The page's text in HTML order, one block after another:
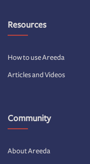
Resources
How to use Areeda
Articles and Videos
Community
About Areeda